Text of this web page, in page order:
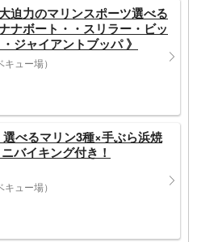
迫力のマリンスポーツ選べる
ナボート・・スリラー・ビッ
ジャイアントブッパ 》
ュー場）
べるマリン3種×手ぶら浜焼
バイキング付き！
ュー場）